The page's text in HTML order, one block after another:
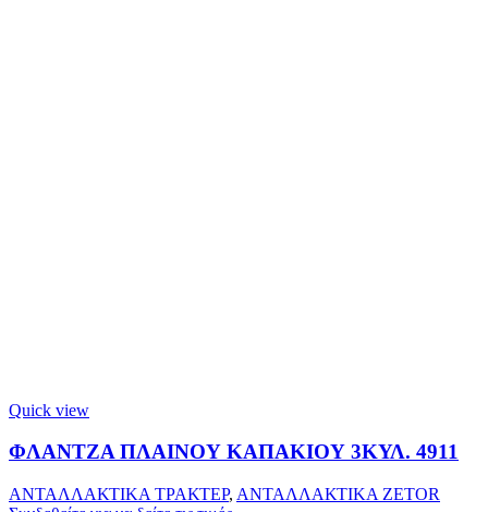
Quick view
ΦΛΑΝΤΖΑ ΠΛΑΙΝΟΥ ΚΑΠΑΚΙΟΥ 3ΚΥΛ. 4911
ΑΝΤΑΛΛΑΚΤΙΚΑ ΤΡΑΚΤΕΡ, ΑΝΤΑΛΛΑΚΤΙΚΑ ZETOR